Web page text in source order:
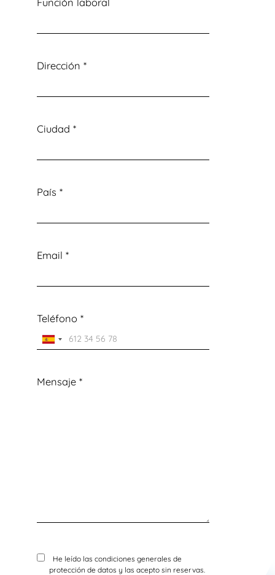
Dirección *
Ciudad *
País *
Email *
Teléfono *
Mensaje *
cgu
He leído las condiciones generales de
protección de datos y las acepto sin reservas.